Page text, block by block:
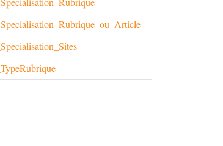
_Specialisation_Rubrique_ou_Article
_Specialisation_Sites
_TypeRubrique